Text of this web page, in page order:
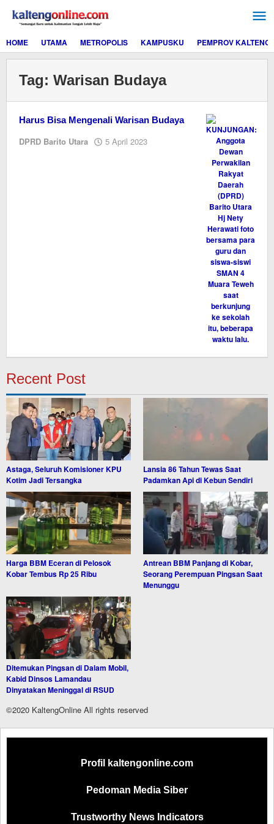
konten
HOME
UTAMA METROPOLIS KAMPUSKU PEMPROV KALTENG
Tag: Warisan Budaya
Harus Bisa Mengenali Warisan Budaya
DPRD Barito Utara 5 April 2023
Recent Post
Astaga, Seluruh Komisioner KPU
Kotim Jadi Tersangka
Lansia 86 Tahun Tewas Saat
Padamkan Api di Kebun Sendiri
Harga BBM Eceran di Pelosok
Kobar Tembus Rp 25 Ribu
Antrean BBM Panjang di Kobar,
Seorang Perempuan Pingsan Saat
Menunggu
Ditemukan Pingsan di Dalam Mobil,
Kabid Dinsos Lamandau
Dinyatakan Meninggal di RSUD
©2020 KaltengOnline All rights reserved
Profil kaltengonline.com
Pedoman Media Siber
Trustworthy News Indicators